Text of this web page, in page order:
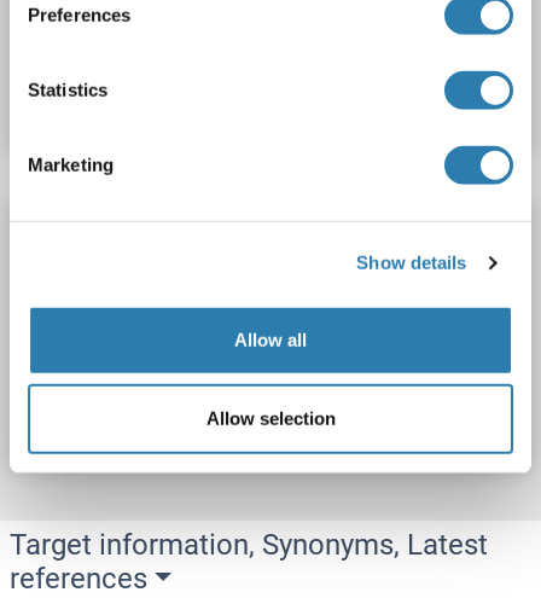
Preferences
Statistics
Marketing
Show details
Allow all
Allow selection
Fiche technique
SYN2 Kit ELISA
Colorimetric
Sandwich ELISA
0.313 ng/mL - 20 ng/mL
Cell Lysate, Tissue Homogenate
N° du produit ABIN6209133
Fiche technique
Target information, Synonyms, Latest
references